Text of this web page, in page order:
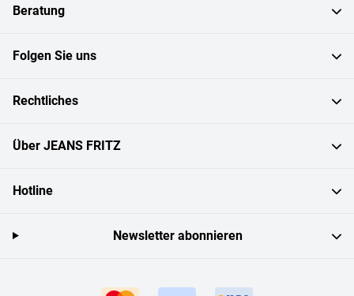
Beratung
Folgen Sie uns
Rechtliches
Über JEANS FRITZ
Hotline
Newsletter abonnieren